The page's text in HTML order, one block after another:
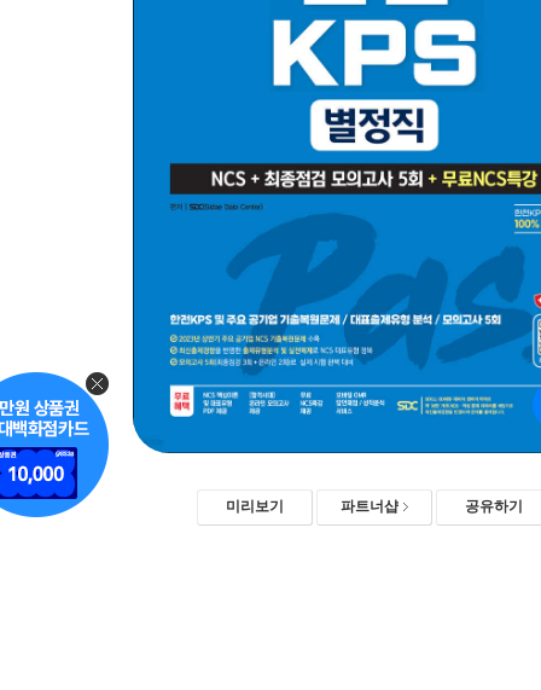
미리보기 파트너샵 공유하기